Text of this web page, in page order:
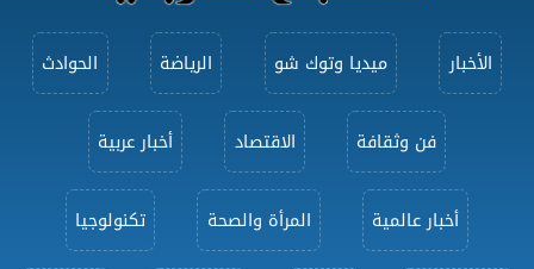
الأخبار ميديا وتوك شو الرياضة الحوادث
فن وثقافة الاقتصاد أخبار عربية
أخبار عالمية المرأة والصحة تكنولوجيا